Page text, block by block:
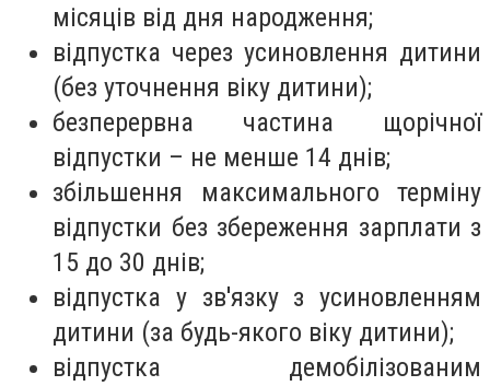
місяців від дня народження;
відпустка через усиновлення дитини
(без уточнення віку дитини);
безперервна частина щорічної
відпустки – не менше 14 днів;
збільшення максимального терміну
відпустки без збереження зарплати з
15 до 30 днів;
відпустка у зв'язку з усиновленням
дитини (за будь-якого віку дитини);
відпустка демобілізованим